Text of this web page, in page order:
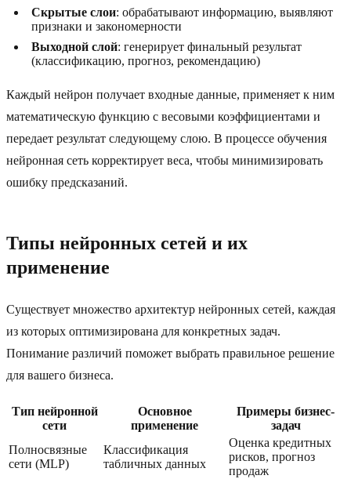
Скрытые слои: обрабатывают информацию, выявляют
признаки и закономерности
Выходной слой: генерирует финальный результат
(классификацию, прогноз, рекомендацию)
Каждый нейрон получает входные данные, применяет к ним
математическую функцию с весовыми коэффициентами и
передает результат следующему слою. В процессе обучения
нейронная сеть корректирует веса, чтобы минимизировать
ошибку предсказаний.
Типы нейронных сетей и их
применение
Существует множество архитектур нейронных сетей, каждая
из которых оптимизирована для конкретных задач.
Понимание различий поможет выбрать правильное решение
для вашего бизнеса.
Тип нейронной
сети
Основное
применение
Примеры бизнес-
задач
Полносвязные
сети (MLP)
Классификация
табличных данных
Оценка кредитных
рисков, прогноз
продаж